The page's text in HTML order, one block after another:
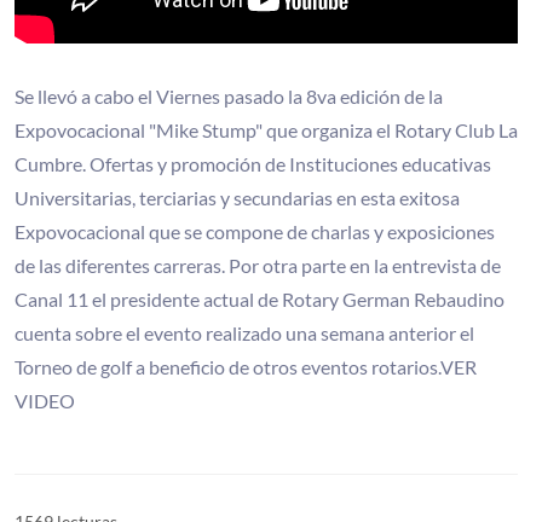
Se llevó a cabo el Viernes pasado la 8va edición de la
Expovocacional "Mike Stump" que organiza el Rotary Club La
Cumbre. Ofertas y promoción de Instituciones educativas
Universitarias, terciarias y secundarias en esta exitosa
Expovocacional que se compone de charlas y exposiciones
de las diferentes carreras. Por otra parte en la entrevista de
Canal 11 el presidente actual de Rotary German Rebaudino
cuenta sobre el evento realizado una semana anterior el
Torneo de golf a beneficio de otros eventos rotarios.VER
VIDEO